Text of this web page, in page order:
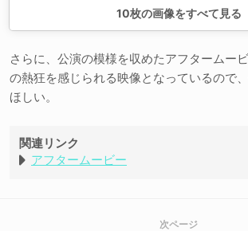
10枚の画像をすべて見る
さらに、公演の模様を収めたアフタームー
の熱狂を感じられる映像となっているので
ほしい。
関連リンク
アフタームービー
次ページ